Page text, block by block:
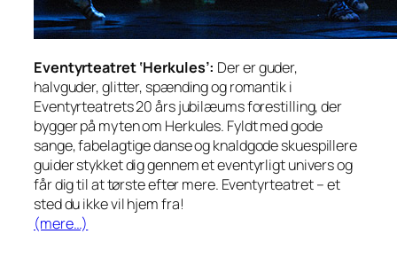
Eventyrteatret ‘Herkules’: Der er guder,
halvguder, glitter, spænding og romantik i
Eventyrteatrets 20 års jubilæums forestilling, der
bygger på myten om Herkules. Fyldt med gode
sange, fabelagtige danse og knaldgode skuespillere
guider stykket dig gennem et eventyrligt univers og
får dig til at tørste efter mere. Eventyrteatret – et
sted du ikke vil hjem fra!
(mere…)